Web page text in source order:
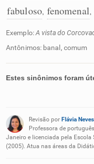
Sinônimos
fabuloso, fenomenal,
Exemplo:A vista do
Antônimos: banal, comum
Estes sinônimos foram
Nenhum dos
Outro
Revisão por Flávia Neves
Professora de
Janeiro e licenciada pela Escola
(2005). Atua nas áreas da